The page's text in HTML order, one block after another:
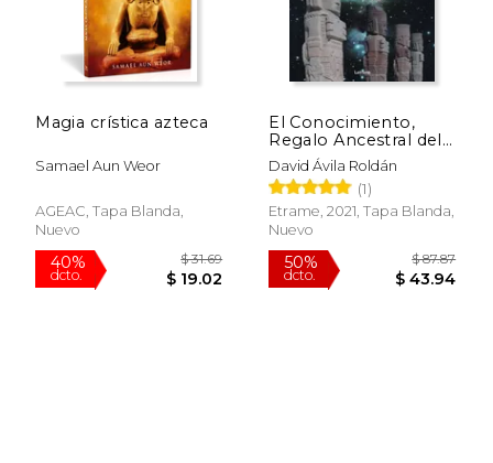
Magia crística azteca
Samael Aun Weor
AGEAC, Tapa Blanda,
Nuevo
El Conocimiento,
Regalo Ancestral del
Cielo
David Ávila Roldán
(1)
Etrame, 2021, Tapa Blanda,
Nuevo